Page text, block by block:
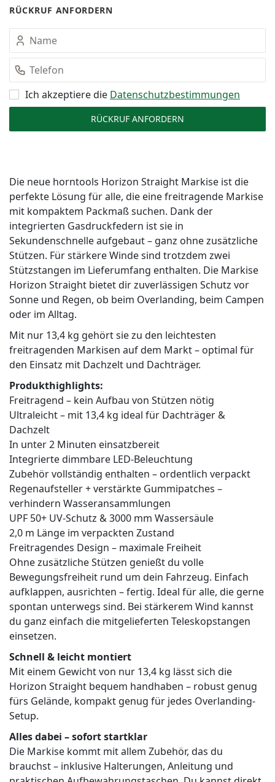
RÜCKRUF ANFORDERN
Ich akzeptiere die Datenschutz­bestimmungen
Die neue horntools Horizon Straight Markise ist die
perfekte Lösung für alle, die eine freitragende Markise
mit kompaktem Packmaß suchen. Dank der
integrierten Gasdruckfedern ist sie in
Sekundenschnelle aufgebaut – ganz ohne zusätzliche
Stützen. Für stärkere Winde sind trotzdem zwei
Stützstangen im Lieferumfang enthalten. Die Markise
Horizon Straight bietet dir zuverlässigen Schutz vor
Sonne und Regen, ob beim Overlanding, beim Campen
oder im Alltag.
Mit nur 13,4 kg gehört sie zu den leichtesten
freitragenden Markisen auf dem Markt – optimal für
den Einsatz mit Dachzelt und Dachträger.
Produkthighlights:
Freitragend – kein Aufbau von Stützen nötig
Ultraleicht – mit 13,4 kg ideal für Dachträger &
Dachzelt
In unter 2 Minuten einsatzbereit
Integrierte dimmbare LED-Beleuchtung
Zubehör vollständig enthalten – ordentlich verpackt
Regenaufsteller + verstärkte Gummipatches –
verhindern Wasseransammlungen
UPF 50+ UV-Schutz & 3000 mm Wassersäule
2,0 m Länge im verpackten Zustand
Freitragendes Design – maximale Freiheit
Ohne zusätzliche Stützen genießt du volle
Bewegungsfreiheit rund um dein Fahrzeug. Einfach
aufklappen, ausrichten – fertig. Ideal für alle, die gerne
spontan unterwegs sind. Bei stärkerem Wind kannst
du ganz einfach die mitgelieferten Teleskopstangen
einsetzen.
Schnell & leicht montiert
Mit einem Gewicht von nur 13,4 kg lässt sich die
Horizon Straight bequem handhaben – robust genug
fürs Gelände, kompakt genug für jedes Overlanding-
Setup.
Alles dabei – sofort startklar
Die Markise kommt mit allem Zubehör, das du
brauchst – inklusive Halterungen, Anleitung und